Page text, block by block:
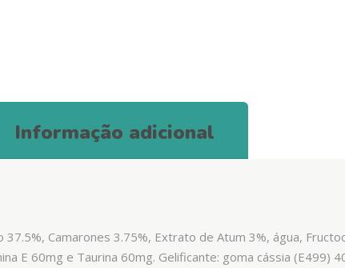
Informação adicional
37.5%, Camarones 3.75%, Extrato de Atum 3%, água,
E 60mg e Taurina 60mg. Gelificante: goma cássia (E499)